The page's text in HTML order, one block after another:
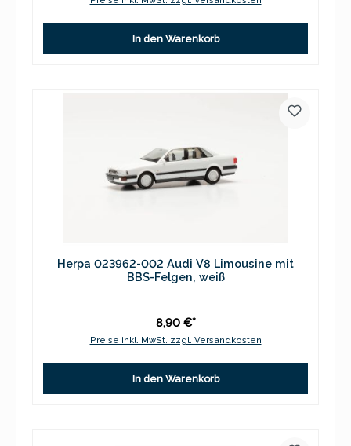
In den Warenkorb
Herpa 023962-002 Audi V8 Limousine mit
BBS-Felgen, weiß
8,90 €*
Preise inkl. MwSt. zzgl. Versandkosten
In den Warenkorb